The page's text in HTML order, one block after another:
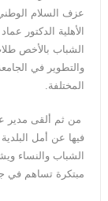
عزف السلام
الأهلية الدكتور
الشباب بالأخص
والتطوير في
المختلفة.
من ثم ألقى مدير
فيها عن أمل
الشباب والنساء
مبتكرة تساهم في